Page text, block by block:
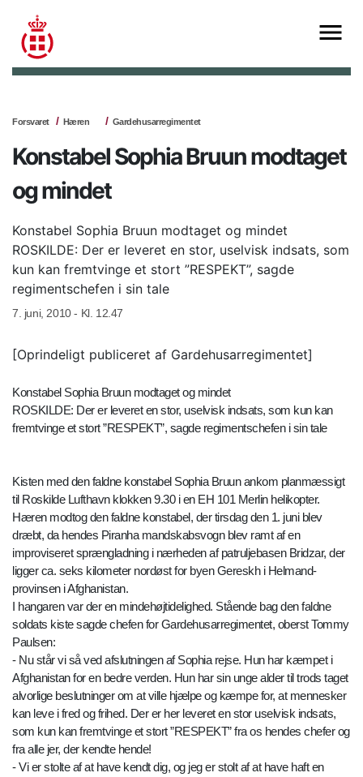
Forsvaret Hæren Gardehusarregimentet
Konstabel Sophia Bruun modtaget
og mindet
Konstabel Sophia Bruun modtaget og mindet
ROSKILDE: Der er leveret en stor, uselvisk indsats, som
kun kan fremtvinge et stort ”RESPEKT”, sagde
regimentschefen i sin tale
7. juni, 2010 - Kl. 12.47
[Oprindeligt publiceret af Gardehusarregimentet]
Konstabel Sophia Bruun modtaget og mindet
ROSKILDE: Der er leveret en stor, uselvisk indsats, som kun kan
fremtvinge et stort ”RESPEKT”, sagde regimentschefen i sin tale
Kisten med den faldne konstabel Sophia Bruun ankom planmæssigt
til Roskilde Lufthavn klokken 9.30 i en EH 101 Merlin helikopter.
Hæren modtog den faldne konstabel, der tirsdag den 1. juni blev
dræbt, da hendes Piranha mandskabsvogn blev ramt af en
improviseret sprængladning i nærheden af patruljebasen Bridzar, der
ligger ca. seks kilometer nordøst for byen Gereskh i Helmand-
provinsen i Afghanistan.
I hangaren var der en mindehøjtidelighed. Stående bag den faldne
soldats kiste sagde chefen for Gardehusarregimentet, oberst Tommy
Paulsen:
- Nu står vi så ved afslutningen af Sophia rejse. Hun har kæmpet i
Afghanistan for en bedre verden. Hun har sin unge alder til trods taget
alvorlige beslutninger om at ville hjælpe og kæmpe for, at mennesker
kan leve i fred og frihed. Der er her leveret en stor uselvisk indsats,
som kun kan fremtvinge et stort ”RESPEKT” fra os hendes chefer og
fra alle jer, der kendte hende!
- Vi er stolte af at have kendt dig, og jeg er stolt af at have haft en